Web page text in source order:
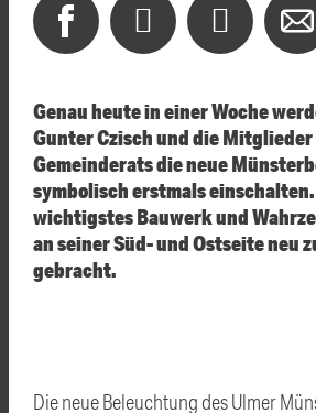
Genau heute in einer Woche
Gunter Czisch und die Mitglieder
Gemeinderats die neue
symbolisch erstmals
wichtigstes Bauwerk und
an seiner Süd- und Ostseite neu
gebracht.
Die neue Beleuchtung des Ulmer